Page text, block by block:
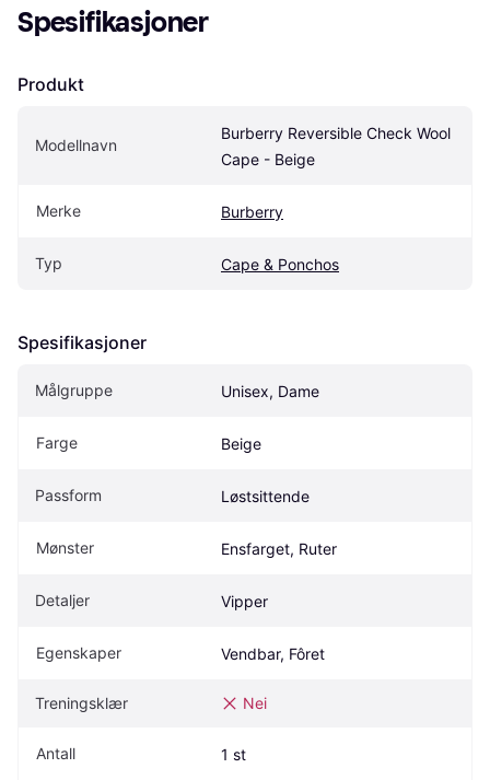
Spesifikasjoner
Produkt
Modellnavn
Burberry Reversible Check Wool
Cape - Beige
Merke Burberry
Typ Cape & Ponchos
Spesifikasjoner
Målgruppe Unisex, Dame
Farge Beige
Passform Løstsittende
Mønster Ensfarget, Ruter
Detaljer Vipper
Egenskaper Vendbar, Fôret
Treningsklær Nei
Antall 1 st